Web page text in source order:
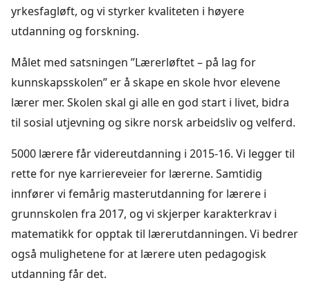
yrkesfagløft, og vi styrker kvaliteten i høyere
utdanning og forskning.
Målet med satsningen ”Lærerløftet – på lag for
kunnskapsskolen” er å skape en skole hvor elevene
lærer mer. Skolen skal gi alle en god start i livet, bidra
til sosial utjevning og sikre norsk arbeidsliv og velferd.
5000 lærere får videreutdanning i 2015-16. Vi legger til
rette for nye karriereveier for lærerne. Samtidig
innfører vi femårig masterutdanning for lærere i
grunnskolen fra 2017, og vi skjerper karakterkrav i
matematikk for opptak til lærerutdanningen. Vi bedrer
også mulighetene for at lærere uten pedagogisk
utdanning får det.